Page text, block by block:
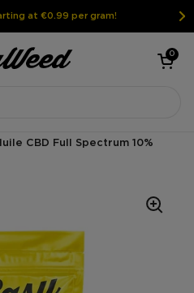
at €0.99 per gram!
Open the 0
CBD Full Spectrum 10%